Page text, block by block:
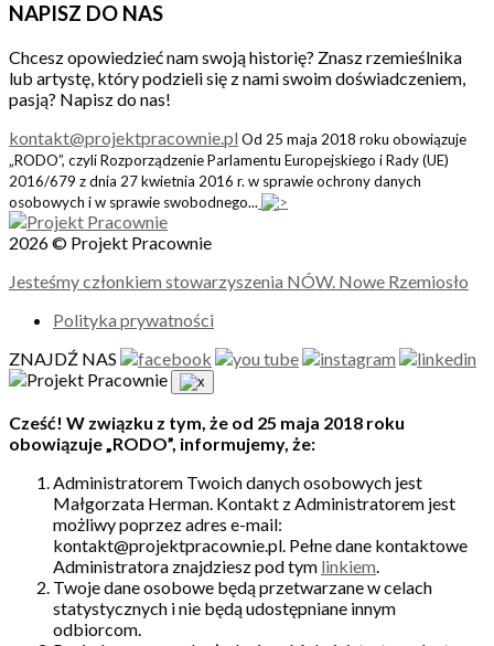
NAPISZ DO NAS
Chcesz opowiedzieć nam swoją historię? Znasz rzemieślnika
lub artystę, który podzieli się z nami swoim doświadczeniem,
pasją? Napisz do nas!
kontakt@projektpracownie.pl Od 25 maja 2018 roku obowiązuje
„RODO”, czyli Rozporządzenie Parlamentu Europejskiego i Rady (UE)
2016/679 z dnia 27 kwietnia 2016 r. w sprawie ochrony danych
osobowych i w sprawie swobodnego...
2026 © Projekt Pracownie
Jesteśmy członkiem stowarzyszenia NÓW. Nowe Rzemiosło
Polityka prywatności
ZNAJDŹ NAS
Cześć! W związku z tym, że od 25 maja 2018 roku
obowiązuje „RODO”, informujemy, że:
Administratorem Twoich danych osobowych jest
Małgorzata Herman. Kontakt z Administratorem jest
możliwy poprzez adres e-mail:
kontakt@projektpracownie.pl. Pełne dane kontaktowe
Administratora znajdziesz pod tym linkiem.
Twoje dane osobowe będą przetwarzane w celach
statystycznych i nie będą udostępniane innym
odbiorcom.